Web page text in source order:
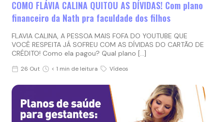
COMO FLÁVIA CALINA QUITOU AS DÍVIDAS! Com plano
financeiro da Nath pra faculdade dos filhos
FLAVIA CALINA, A PESSOA MAIS FOFA DO YOUTUBE QUE
VOCÊ RESPEITA JÁ SOFREU COM AS DÍVIDAS DO CARTÃO DE
CRÉDITO! Como ela pagou? Qual plano […]
26 Out < 1 min de leitura Vídeos